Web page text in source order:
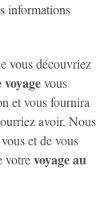
informations
vous découvriez
vous
et vous fournira
avoir. Nous
et de vous
votrevoyage au